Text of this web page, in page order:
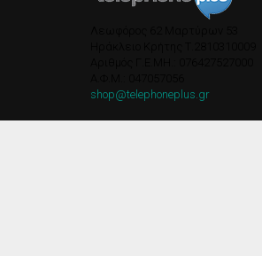
shop@telephoneplus.gr